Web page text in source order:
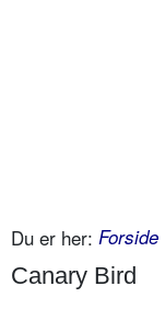
Du er her: Forside
Canary Bird